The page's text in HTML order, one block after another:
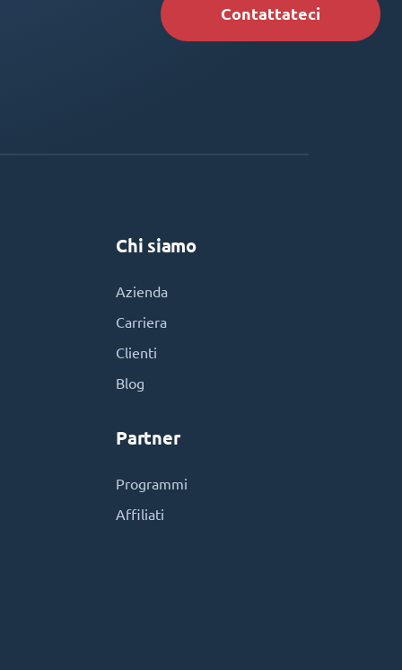
Contattateci
Chi siamo
Azienda
Carriera
Clienti
Blog
Partner
Programmi
Affiliati